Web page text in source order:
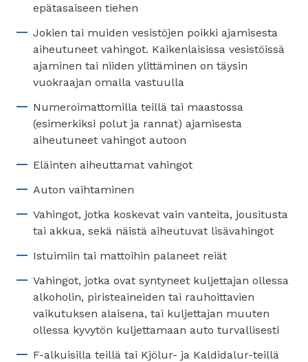
epätasaiseen tiehen
Jokien tai muiden vesistöjen poikki ajamisesta
aiheutuneet vahingot. Kaikenlaisissa vesistöissä
ajaminen tai niiden ylittäminen on täysin
vuokraajan omalla vastuulla
Numeroimattomilla teillä tai maastossa
(esimerkiksi polut ja rannat) ajamisesta
aiheutuneet vahingot autoon
Eläinten aiheuttamat vahingot
Auton vaihtaminen
Vahingot, jotka koskevat vain vanteita, jousitusta
tai akkua, sekä näistä aiheutuvat lisävahingot
Istuimiin tai mattoihin palaneet reiät
Vahingot, jotka ovat syntyneet kuljettajan ollessa
alkoholin, piristeaineiden tai rauhoittavien
vaikutuksen alaisena, tai kuljettajan muuten
ollessa kyvytön kuljettamaan auto turvallisesti
F-alkuisilla teillä tai Kjölur- ja Kaldidalur-teillä